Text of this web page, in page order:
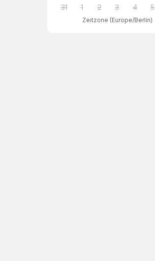
31 1 2 3 4 5
Zeitzone (Europe/Berlin)